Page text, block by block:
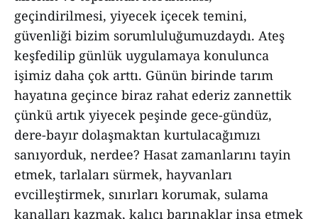
geçindirilmesi, yiyecek içecek temini,
güvenliği bizim sorumluluğumuzdaydı. Ateş
keşfedilip günlük uygulamaya konulunca
işimiz daha çok arttı. Günün birinde tarım
hayatına geçince biraz rahat ederiz zannettik
çünkü artık yiyecek peşinde gece-gündüz,
dere-bayır dolaşmaktan kurtulacağımızı
sanıyorduk, nerdee? Hasat zamanlarını tayin
etmek, tarlaları sürmek, hayvanları
evcilleştirmek, sınırları korumak, sulama
kanalları kazmak, kalıcı barınaklar inşa etmek